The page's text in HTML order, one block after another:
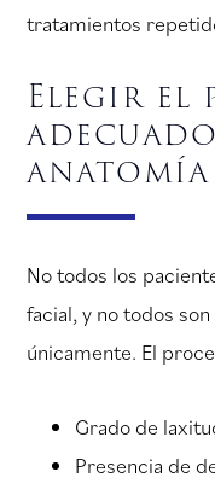
tratamientos
Elegir el
No todos los
facial, y no todos
únicamente. El
Grado de
Presencia de